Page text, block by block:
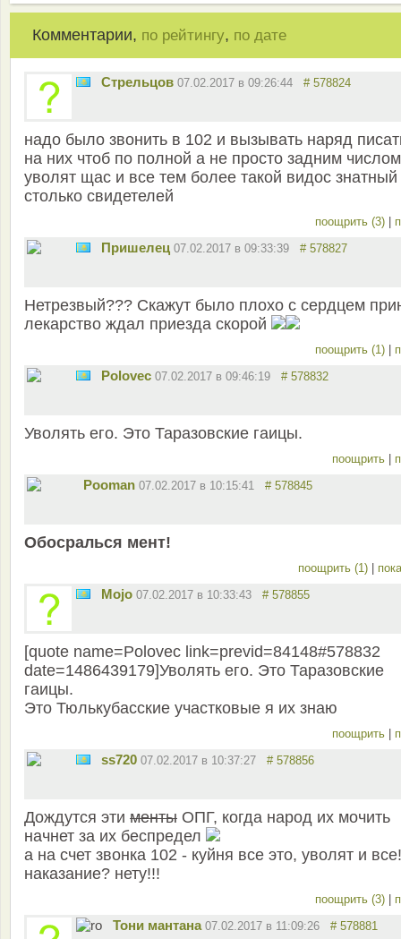
Комментарии, по рейтингу, по дате
Стрельцов 07.02.2017 в 09:26:44 # 578824
надо было звонить в 102 и вызывать наряд
на них чтоб по полной а не просто задним числом
уволят щас и все тем более такой видос знатный
столько свидетелей
поощрить (3) |
Пришелец 07.02.2017 в 09:33:39 # 578827
Нетрезвый??? Скажут было плохо с сердцем
лекарство ждал приезда скорой
поощрить (1) |
Polovec 07.02.2017 в 09:46:19 # 578832
Уволять его. Это Таразовские гаицы.
поощрить |
Pooman 07.02.2017 в 10:15:41 # 578845
Обосралься мент!
поощрить (1) |
Mojo 07.02.2017 в 10:33:43 # 578855
[quote name=Polovec link=previd=84148#578832
date=1486439179]Уволять его. Это Таразовские
гаицы.
Это Тюлькубасские участковые я их знаю
поощрить |
ss720 07.02.2017 в 10:37:27 # 578856
Дождутся эти менты ОПГ, когда народ их мочить
начнет за их беспредел
а на счет звонка 102 - куйня все это, уволят и
наказание? нету!!!
поощрить (3) |
Тони мантана 07.02.2017 в 11:09:26 # 578881